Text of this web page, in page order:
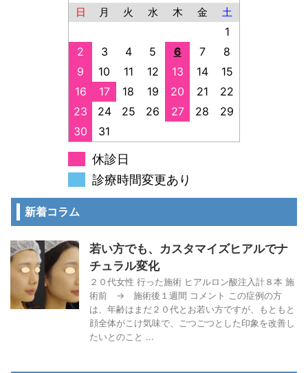
日 月 火 水 木 金 土
1
2
3 4 5 6 7
8
9
10 11 12 13 14
15
16
17 18 19 20 21
22
23
24 25 26 27 28
29
30
31
休診日
診療時間変更あり
新着コラム
若い方でも、カスタマイズヒアルでナ
チュラル変化
２０代女性 行った施術 ヒアルロン酸注入計８本 施
術前 → 施術後１週間 コメント この症例の方
は、年齢はまだ２０代とお若い方ですが、もともと
顔全体がこけ気味で、ごつごつとした印象を改善し
たいとのこと ...